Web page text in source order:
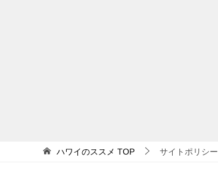
ハワイのススメ TOP サイトポリシー